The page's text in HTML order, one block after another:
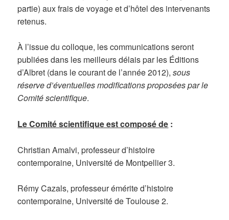
partie) aux frais de voyage et d’hôtel des intervenants
retenus.
À l’issue du colloque, les communications seront
publiées dans les meilleurs délais par les Éditions
d’Albret (dans le courant de l’année 2012),sous
réserve d’éventuelles modifications proposées par le
Comité scientifique.
Le Comité scientifique est composé de :
Christian Amalvi, professeur d’histoire
contemporaine, Université de Montpellier 3.
Rémy Cazals, professeur émérite d’histoire
contemporaine, Université de Toulouse 2.